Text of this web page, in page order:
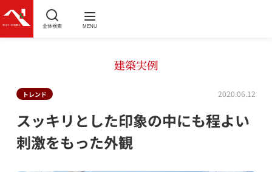
全体検索 MENU
建築実例
トレンド 2020.06.12
スッキリとした印象の中にも程よい
刺激をもった外観